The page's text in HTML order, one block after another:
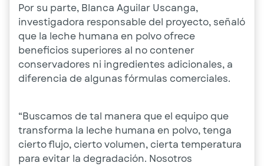
Por su parte, Blanca Aguilar Uscanga,
investigadora responsable del proyecto, señaló
que la leche humana en polvo ofrece
beneficios superiores al no contener
conservadores ni ingredientes adicionales, a
diferencia de algunas fórmulas comerciales.
“Buscamos de tal manera que el equipo que
transforma la leche humana en polvo, tenga
cierto flujo, cierto volumen, cierta temperatura
para evitar la degradación. Nosotros